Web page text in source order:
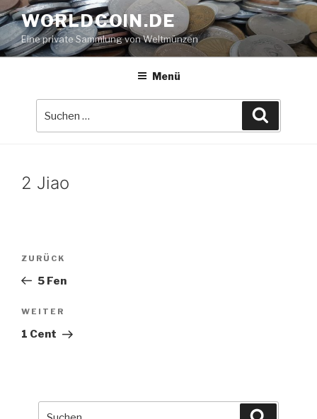
Zum
Inhalt
springen
WORLDCOIN.DE
Eine private Sammlung von Weltmünzen
Menü
2 Jiao
Beitrags-
Vorheriger
Beitrag
ZURÜCK
5 Fen
Nächster
Beitrag
WEITER
1 Cent